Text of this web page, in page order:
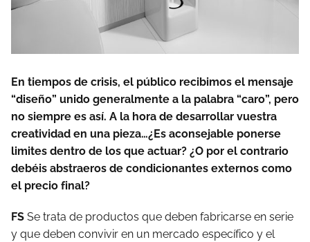
En tiempos de crisis, el público recibimos el mensaje
“diseño” unido generalmente a la palabra “caro”, pero
no siempre es así. A la hora de desarrollar vuestra
creatividad en una pieza…¿Es aconsejable ponerse
limites dentro de los que actuar? ¿O por el contrario
debéis abstraeros de condicionantes externos como
el precio final?
FS Se trata de productos que deben fabricarse en serie
y que deben convivir en un mercado específico y el